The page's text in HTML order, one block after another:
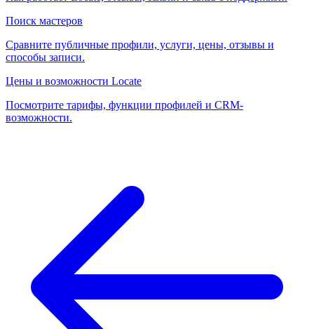
Поиск мастеров
Сравните публичные профили, услуги, цены, отзывы и
способы записи.
Цены и возможности Locate
Посмотрите тарифы, функции профилей и CRM-
возможности.